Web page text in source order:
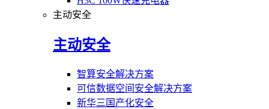
主动安全
主动安全
智算安全解决方案
可信数据空间安全解决方案
新华三国产化安全